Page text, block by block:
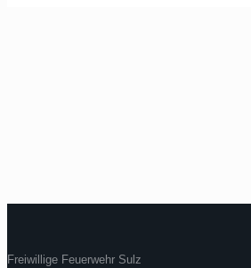
Freiwillige Feuerwehr Sulz